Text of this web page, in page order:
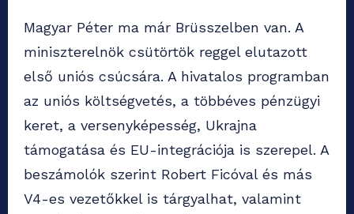
Magyar Péter ma már Brüsszelben van. A
miniszterelnök csütörtök reggel elutazott
első uniós csúcsára. A hivatalos programban
az uniós költségvetés, a többéves pénzügyi
keret, a versenyképesség, Ukrajna
támogatása és EU-integrációja is szerepel. A
beszámolók szerint Robert Ficóval és más
V4-es vezetőkkel is tárgyalhat, valamint